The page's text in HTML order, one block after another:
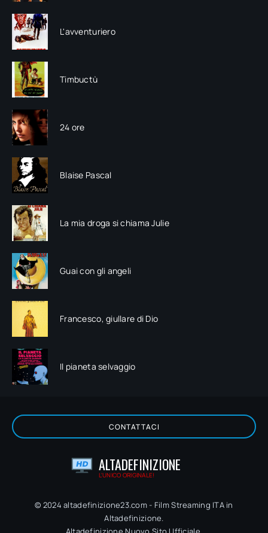
L'avventuriero
Timbuctù
24 ore
Blaise Pascal
La mia droga si chiama Julie
Guai con gli angeli
Francesco, giullare di Dio
Il pianeta selvaggio
CONTATTACI
ALTADEFINIZIONE
L'UNICO ORIGINALE!
© 2024 altadefinizione23.com - Film Streaming ITA in
Altadefinizione.